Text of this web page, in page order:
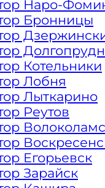
КИЛОМЕТР
Наро-
Бронницы
Котельники
Лобня
Лыткарино
Реутов
Егорьевск
Зарайск